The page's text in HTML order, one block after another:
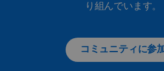
り組んでいます。
コミュニティに参加